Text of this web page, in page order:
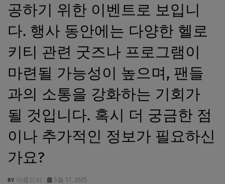
공하기 위한 이벤트로 보입니
다. 행사 동안에는 다양한 헬로
키티 관련 굿즈나 프로그램이
마련될 가능성이 높으며, 팬들
과의 소통을 강화하는 기회가
될 것입니다. 혹시 더 궁금한 점
이나 추가적인 정보가 필요하신
가요?
아름드리 5월 17, 2025